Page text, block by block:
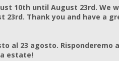
10th until August 23rd. We
23rd. Thank you and have a
al 23 agosto. Risponderemo
estate!